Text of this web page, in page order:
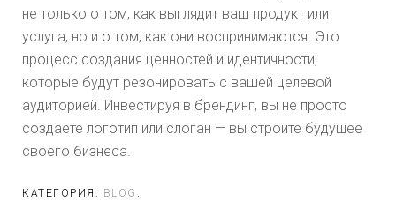
не только о том, как выглядит ваш продукт или
услуга, но и о том, как они воспринимаются. Это
процесс создания ценностей и идентичности,
которые будут резонировать с вашей целевой
аудиторией. Инвестируя в брендинг, вы не просто
создаете логотип или слоган — вы строите будущее
своего бизнеса.
КАТЕГОРИЯ: BLOG